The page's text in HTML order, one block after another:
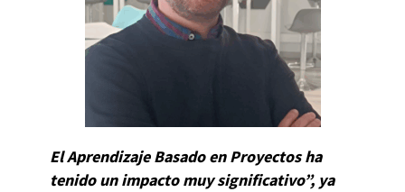
El Aprendizaje Basado en Proyectos ha
tenido un impacto muy significativo”, ya